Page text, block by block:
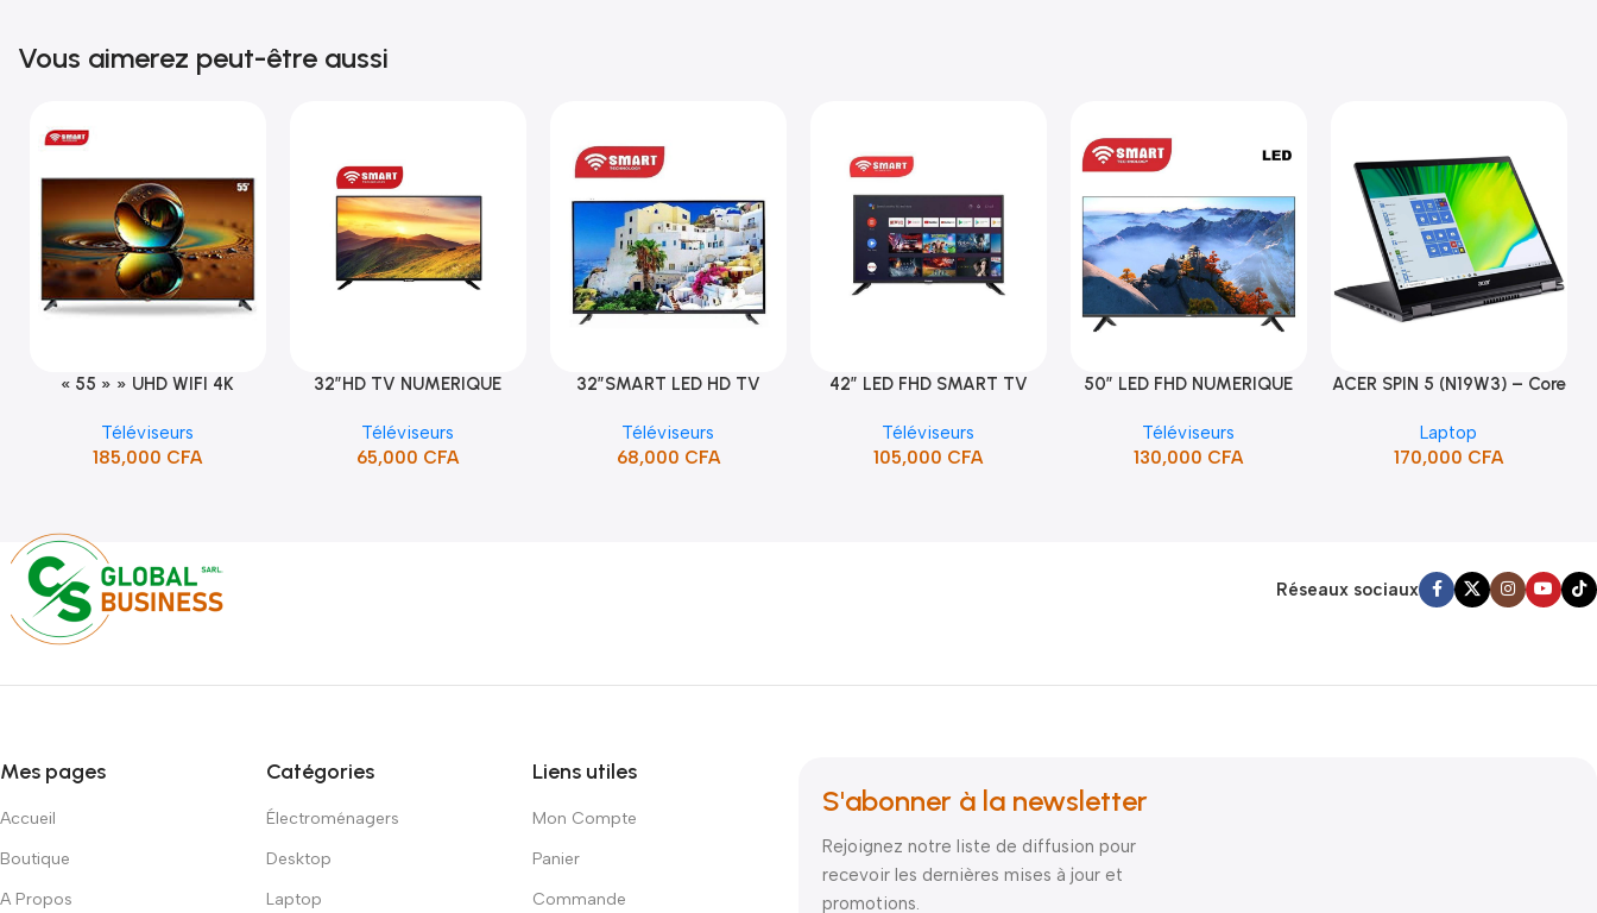
Vous aimerez peut-être aussi
Ajouter Au Panier
« 55 » » UHD WIFI 4K
Téléviseurs
185,000 CFA
Ajouter Au Panier
32″HD TV NUMERIQUE
BORDURE/SUPPORT(STT-
5132A)
Téléviseurs
65,000 CFA
Ajouter Au Panier
32″SMART LED HD TV
5132SA)
Téléviseurs
68,000 CFA
Ajouter Au Panier
42″ LED FHD SMART TV
Téléviseurs
105,000 CFA
Ajouter Au Panier
50″ LED FHD NUMERIQUE
Téléviseurs
130,000 CFA
Ajouter Au Panier
ACER SPIN 5 (N19W3) – Core
Laptop
170,000 CFA
Réseaux sociaux
Mes pages
Accueil
Boutique
A Propos
Catégories
Électroménagers
Desktop
Laptop
Liens utiles
Mon Compte
Panier
Commande
S'abonner à la newsletter
Rejoignez notre liste de diffusion pour
recevoir les dernières mises à jour et
promotions.